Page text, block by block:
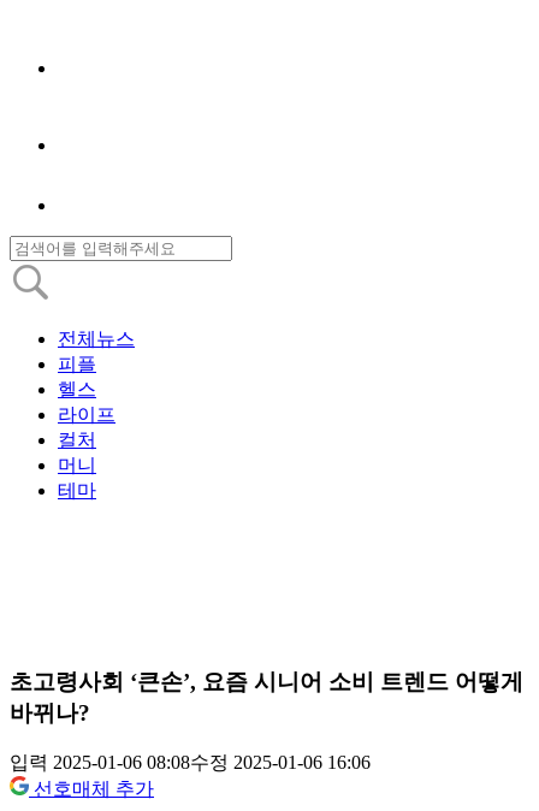
전체뉴스
피플
헬스
라이프
컬처
머니
테마
초고령사회 ‘큰손’, 요즘 시니어 소비 트렌드 어떻게
바뀌나?
입력 2025-01-06 08:08수정 2025-01-06 16:06
선호매체 추가